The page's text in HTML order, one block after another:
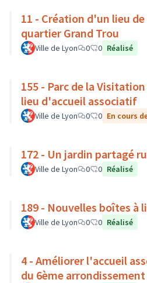
11 - Création d'un lieu
quartier Grand Trou
Ville de Lyon 0 0 Réalisé
155 - Parc de la
lieu d'accueil associatif
Ville de Lyon 0 0 En cours
172 - Un jardin partagé
Ville de Lyon 0 0 Réalisé
189 - Nouvelles boîtes à
Ville de Lyon 0 0 Réalisé
4 - Améliorer l'accueil
du 6ème arrondissement